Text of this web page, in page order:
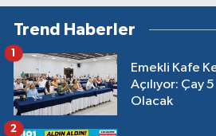
olacak?
Trend Haberler
Emekli Kafe
Açılıyor: Çay
Olacak
1
2